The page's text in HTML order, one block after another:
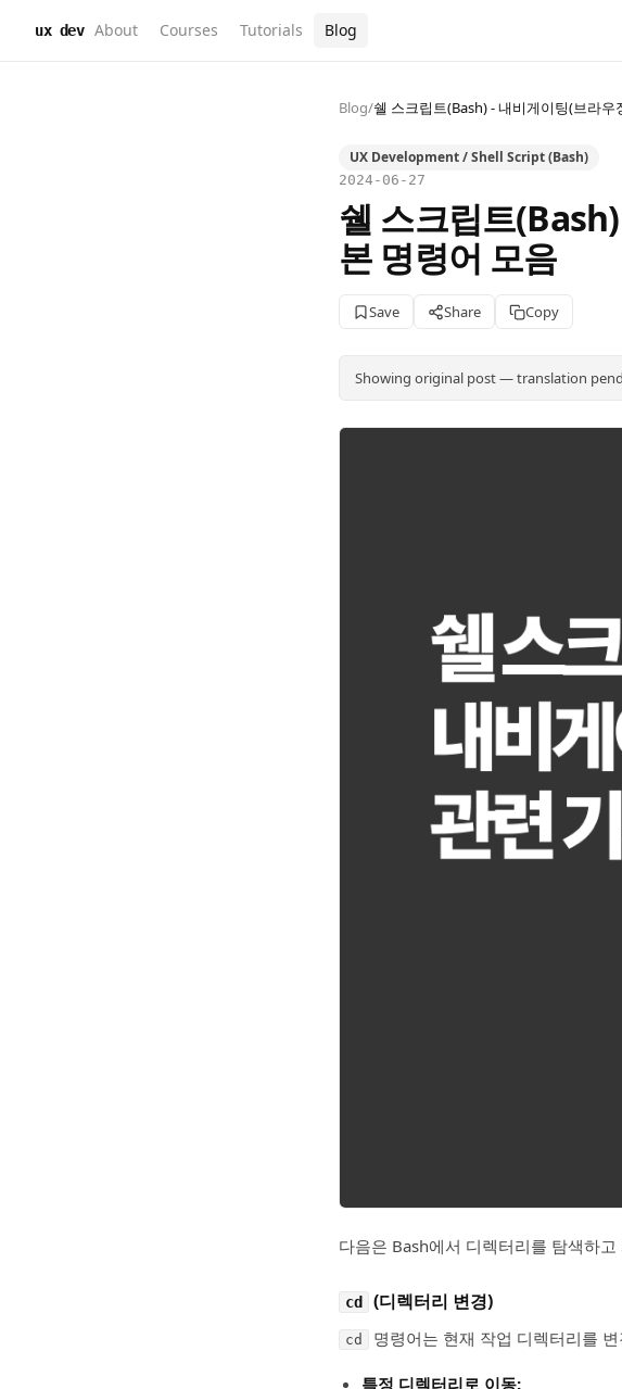
ux dev About Courses Tutorials Blog
Blog/쉘 스크립트(Bash) - 내비게이팅(브라우
UX Development / Shell Script (Bash)
2024-06-27
쉘 스크립트
본 명령어 모음
Save Share Copy
Showing original post — translation
다음은 Bash에서 디렉터리를 탐색하
cd (디렉터리 변경)
cd 명령어는 현재 작업 디렉터리를
특정 디렉터리로 이동: